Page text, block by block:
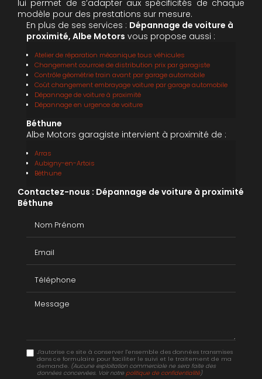
lui permet de s’adapter aux spécificités de chaque
modèle pour des prestations sur mesure.
En plus de ses services : Dépannage de voiture à
proximité, Albe Motors vous propose aussi :
Atelier de réparation mécanique tous véhicules
Changement courroie de distribution prix par garagiste
Contrôle géométrie train avant par garage automobile
Coût changement embrayage voiture par garage automobile
Dépannage de voiture à proximité
Dépannage en urgence de voiture
Béthune
Albe Motors garagiste intervient à proximité de :
Arras
Aubigny-en-Artois
Béthune
Contactez-nous : Dépannage de voiture à proximité
Béthune
Message
J'autorise ce site à conserver l'ensemble des données transmises
dans ce formulaire pour faciliter le suivi et le traitement de ma
demande. (Aucune exploitation commerciale ne sera faite des
données concervées. Voir notre politique de confidentialité)